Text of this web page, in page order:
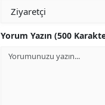
Yorum Yazın (500